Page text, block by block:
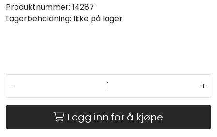
Produktnummer: 14287
Lagerbeholdning: Ikke på lager
- +
Logg inn for å kjøpe